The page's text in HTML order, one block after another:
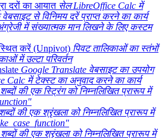
दरों का आयात सेल LibreOffice Calc में
से विनिमय दरें प्राप्त करने का कार्य
में संख्यात्मक मान लिखने के लिए कस्टम
करें (Unpivot) पिवट तालिकाओं का स्तंभों
में उल्टा परिवर्तन
Google Translate वेबसाइट का उपयोग
में टेक्स्ट का अनुवाद करने का कार्य
शब्दों की एक स्ट्रिंग को निम्नलिखित प्रारूप में
शब्दों की एक श्रृंखला को निम्नलिखित प्रारूप में
शब्दों की एक श्रृंखला को निम्नलिखित प्रारूप में